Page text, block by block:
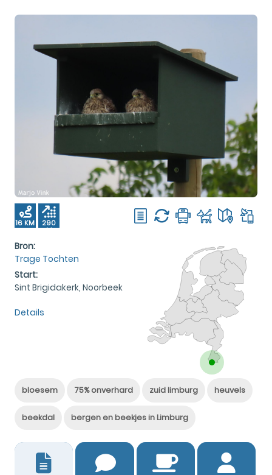
16 KM 290
M
Bron:
Trage Tochten
Start:
Sint Brigidakerk, Noorbeek
Details
bloesem 75% onverhard zuid limburg heuvels
beekdal bergen en beekjes in Limburg